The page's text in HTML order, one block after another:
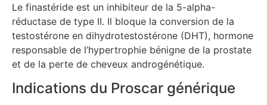
Le finastéride est un inhibiteur de la 5-alpha-
réductase de type II. Il bloque la conversion de la
testostérone en dihydrotestostérone (DHT), hormone
responsable de l’hypertrophie bénigne de la prostate
et de la perte de cheveux androgénétique.
Indications du Proscar générique